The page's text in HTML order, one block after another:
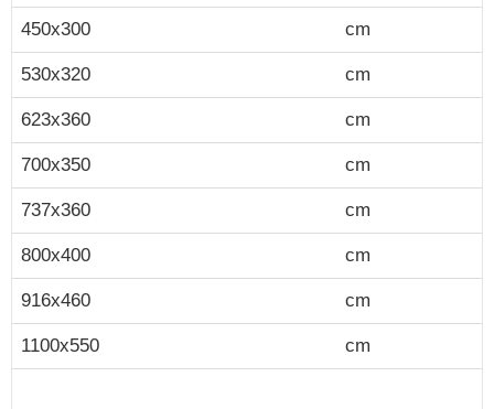
450x300 cm
530x320 cm
623x360 cm
700x350 cm
737x360 cm
800x400 cm
916x460 cm
1100x550 cm